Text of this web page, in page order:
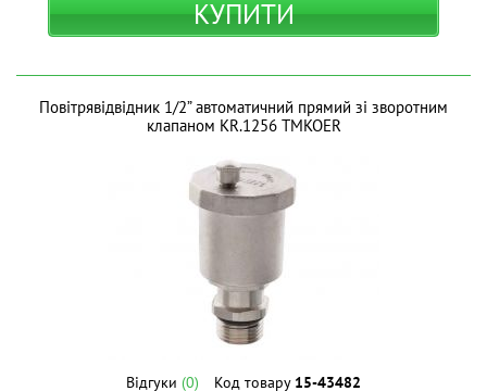
КУПИТИ
Повітрявідвідник 1/2” автоматичний прямий зі зворотним
клапаном KR.1256 ТМKOER
Відгуки (0) Код товару 15-43482